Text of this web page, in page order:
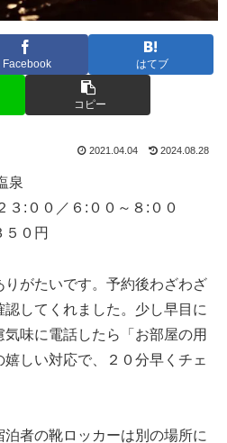
Facebook はてブ
コピー
2021.04.04 2024.08.28
泉
３:００／６:００～８:００
５０円
がたいです。予約後わざわざ
してくれました。少し早目に
味に電話したら「お部屋の用
しい対応で、２０分早くチェ
者の靴ロッカーは別の場所に